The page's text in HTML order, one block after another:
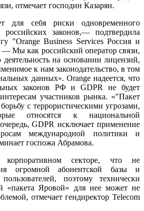
отмечает господин Казарян.
для себя риски одновременного
законов,— подтвердила
"Orange Business Services Россия и
Мы как российский оператор связи,
на основании лицензий,
к нам законодательство, в том
данных». Orange надеется, что
законов РФ и GDPR не будет
участников рынка. «"Пакет
с террористическими угрозами,
относятся к национальной
GDPR исключает применение
международной политики и
госпожа Абрамова.
секторе, что не
огромной абонентской базы и
поэтому технически
«пакета Яровой» для нее может не
отмечает гендиректор Telecom